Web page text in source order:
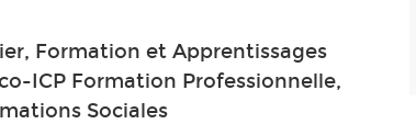
Formation et Apprentissages
ICP Formation Professionnelle,
Sociales